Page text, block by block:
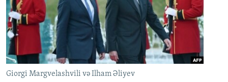
FOTOQALEREYA
İNFOQRAFIKA
KARIKATURA
OXU ZALI
AZƏRBAYCAN ƏDƏBIYYATI KITABXANASI
İSLAM VƏ DEMOKRATIYA
HAQQIMIZDA
MISSIYAMIZ
PEŞƏ ETIKASI VƏ JURNALISTIKA STANDARTLARIMIZ
BIZI IZLƏ
Giorgi Margvelashvili və Ilham Əliyev